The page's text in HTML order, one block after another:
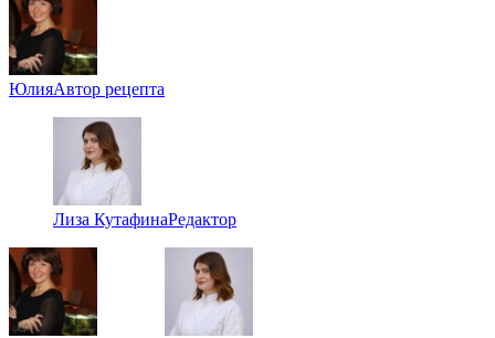
ЮлияАвтор рецепта
Лиза КутафинаРедактор